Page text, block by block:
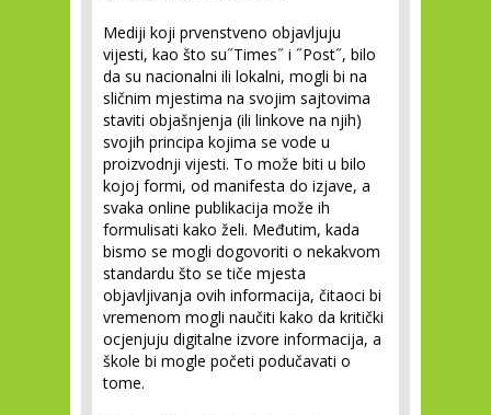
Mediji koji prvenstveno objavljuju
vijesti, kao što su˝Times˝ i ˝Post˝, bilo
da su nacionalni ili lokalni, mogli bi na
sličnim mjestima na svojim sajtovima
staviti objašnjenja (ili linkove na njih)
svojih principa kojima se vode u
proizvodnji vijesti. To može biti u bilo
kojoj formi, od manifesta do izjave, a
svaka online publikacija može ih
formulisati kako želi. Međutim, kada
bismo se mogli dogovoriti o nekakvom
standardu što se tiče mjesta
objavljivanja ovih informacija, čitaoci bi
vremenom mogli naučiti kako da kritički
ocjenjuju digitalne izvore informacija, a
škole bi mogle početi podučavati o
tome.